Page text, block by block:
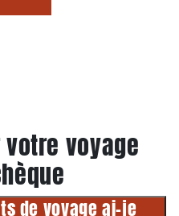
voyage
de voyage ai-je